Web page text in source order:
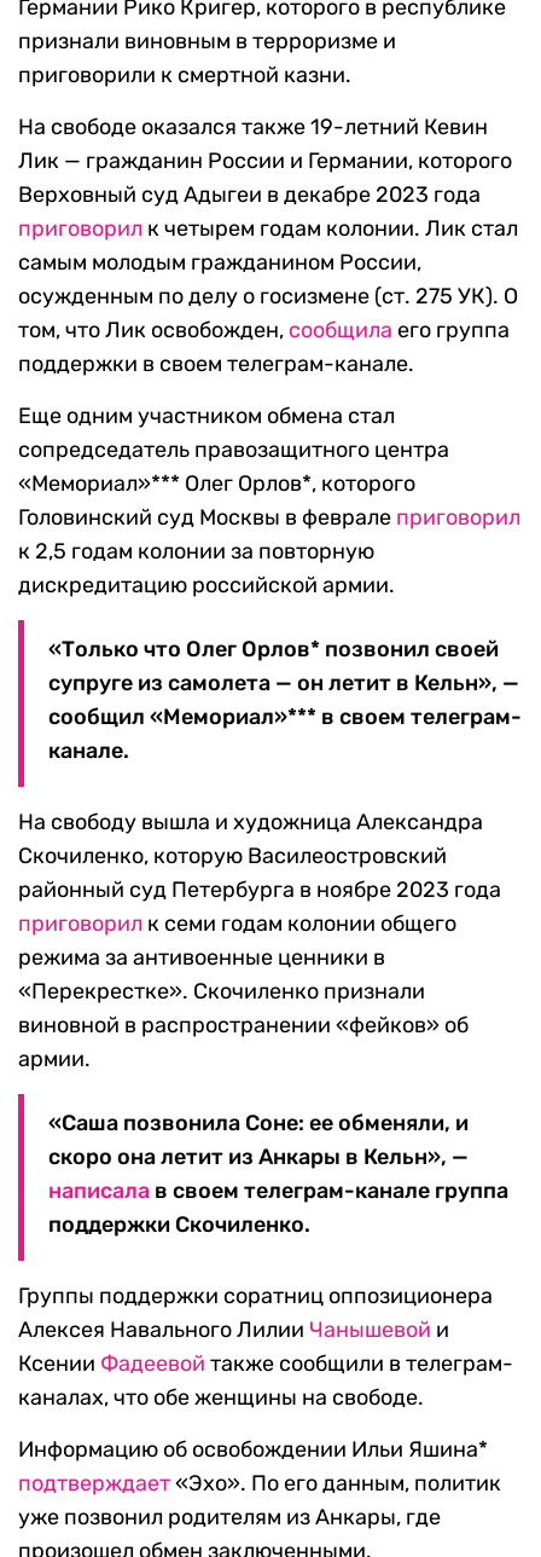
Германии Рико Кригер, которого в республике
признали виновным в терроризме и
приговорили к смертной казни.
На свободе оказался также 19-летний Кевин
Лик — гражданин России и Германии, которого
Верховный суд Адыгеи в декабре 2023 года
приговорил к четырем годам колонии. Лик стал
самым молодым гражданином России,
осужденным по делу о госизмене (ст. 275 УК). О
том, что Лик освобожден, сообщила его группа
поддержки в своем телеграм-канале.
Еще одним участником обмена стал
сопредседатель правозащитного центра
«Мемориал»*** Олег Орлов*, которого
Головинский суд Москвы в феврале приговорил
к 2,5 годам колонии за повторную
дискредитацию российской армии.
«Только что Олег Орлов* позвонил своей
супруге из самолета — он летит в Кельн», —
сообщил «Мемориал»*** в своем телеграм-
канале.
На свободу вышла и художница Александра
Скочиленко, которую Василеостровский
районный суд Петербурга в ноябре 2023 года
приговорил к семи годам колонии общего
режима за антивоенные ценники в
«Перекрестке». Скочиленко признали
виновной в распространении «фейков» об
армии.
«Саша позвонила Соне: ее обменяли, и
скоро она летит из Анкары в Кельн», —
написала в своем телеграм-канале группа
поддержки Скочиленко.
Группы поддержки соратниц оппозиционера
Алексея Навального Лилии Чанышевой и
Ксении Фадеевой также сообщили в телеграм-
каналах, что обе женщины на свободе.
Информацию об освобождении Ильи Яшина*
подтверждает«Эхо». По его данным, политик
уже позвонил родителям из Анкары, где
произошел обмен заключенными.